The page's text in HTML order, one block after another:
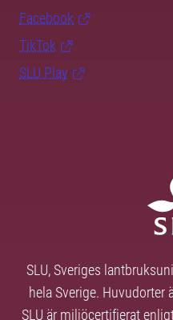
Facebook
TikTok
SLU Play
SLU, Sveriges
hela Sverige. Huvudorter
SLU är miljöcertifierat